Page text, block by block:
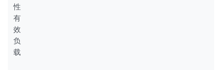
性
有
效
负
载